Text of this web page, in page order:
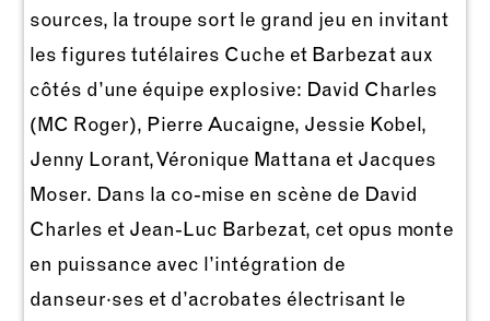
sources, la troupe sort le grand jeu en invitant
les figures tutélaires Cuche et Barbezat aux
côtés d’une équipe explosive: David Charles
(MC Roger), Pierre Aucaigne, Jessie Kobel,
Jenny Lorant, Véronique Mattana et Jacques
Moser. Dans la co-mise en scène de David
Charles et Jean-Luc Barbezat, cet opus monte
en puissance avec l’intégration de
danseur·ses et d’acrobates électrisant le